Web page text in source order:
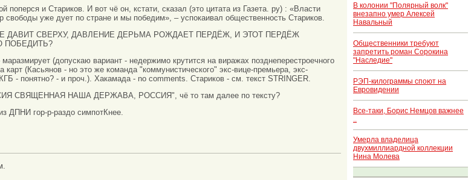
и Стариков. И вот чё он, кстати, сказал (это цитата из Газета. ру) : «Власти
свободы уже дует по стране и мы победим», – успокаивал общественность Стариков.
ДАВИТ СВЕРХУ, ДАВЛЕНИЕ ДЕРЬМА РОЖДАЕТ ПЕРДЁЖ, И ЭТОТ ПЕРДЁЖ
ПОБЕДИТЬ?
(допускаю вариант - недержимо крутится на виражах позднеперестроечного
(Касьянов - но это же команда "коммунистического" экс-вице-премьера, экс-
- понятно? - и проч.). Хакамада - no comments. Стариков - см. текст STRINGER.
СВЯЩЕННАЯ НАША ДЕРЖАВА, РОССИЯ", чё то там далее по тексту?
ДПНИ гор-р-раздо симпотКнее.
В колонии "Полярный волк"
внезапно умер Алексей
Навальный
Общественники требуют
запретить роман Сорокина
"Наследие"
РЭП-килограммы споют на
Евровидении
Все-таки, Борис Немцов важнее
Умерла владелица
двухмиллиардной коллекции
Нина Молева